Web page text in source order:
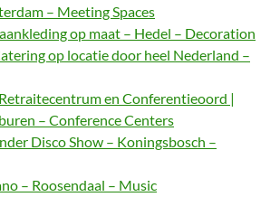
– Meeting Spaces
op maat – Hedel – Decoration
op locatie door heel Nederland –
en Conferentieoord |
– Conference Centers
Disco Show – Koningsbosch –
– Roosendaal – Music